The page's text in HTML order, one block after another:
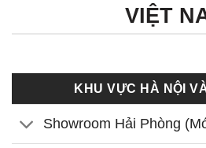
VIỆT
KHU VỰC HÀ NỘI
Showroom Hải Phòng